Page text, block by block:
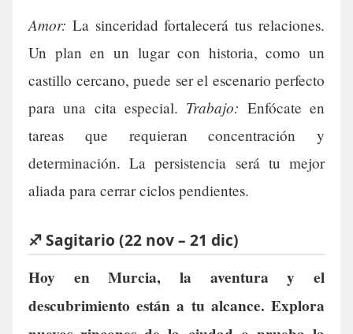
Amor: La sinceridad fortalecerá tus relaciones.
Un plan en un lugar con historia, como un
castillo cercano, puede ser el escenario perfecto
para una cita especial. Trabajo: Enfócate en
tareas que requieran concentración y
determinación. La persistencia será tu mejor
aliada para cerrar ciclos pendientes.
♐ Sagitario (22 nov – 21 dic)
Hoy en Murcia, la aventura y el
descubrimiento están a tu alcance. Explora